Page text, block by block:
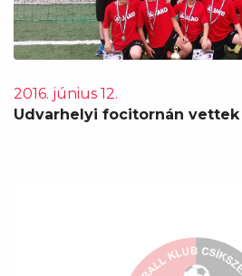
2016. június 12.
Udvarhelyi focitornán